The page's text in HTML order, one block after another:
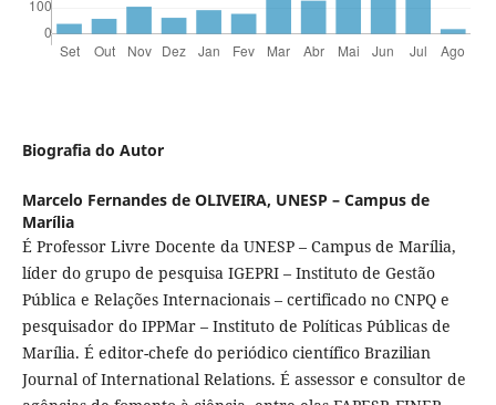
Biografia do Autor
Marcelo Fernandes de OLIVEIRA, UNESP – Campus de
Marília
É Professor Livre Docente da UNESP – Campus de Marília,
líder do grupo de pesquisa IGEPRI – Instituto de Gestão
Pública e Relações Internacionais – certificado no CNPQ e
pesquisador do IPPMar – Instituto de Políticas Públicas de
Marília. É editor-chefe do periódico científico Brazilian
Journal of International Relations. É assessor e consultor de